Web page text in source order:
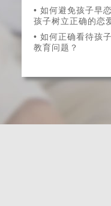
• 如何避免孩子早
孩子树立正确的恋
• 如何正确看待孩
教育问题？